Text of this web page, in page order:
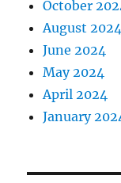
October
August 2024
June 2024
May 2024
April 2024
January